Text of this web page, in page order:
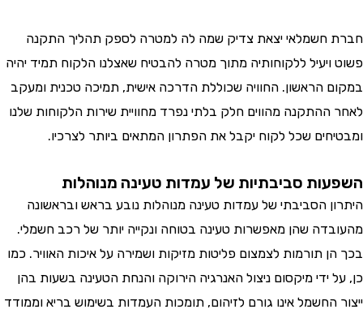
חשמלאי יצאת צדיק שמה לה למטרה לספק תהליך התקנה
ללקוחותיה מתוך מטרה להבטיח שאצלנו הלקוח תמיד יהיה
הראשון. החוויה שכוללת הדרכה אישית, תמיכה טכנית ומעקב
מהווים חלק בלתי נפרד מחוויית שירות הלקוחות שלנו
שכל לקוח יקבל את הפתרון המתאים ביותר לצרכיו.
סביבתיות של עמדות טעינה מנוהלות
הסביבתי של עמדות טעינה מנוהלות נובע בראש ובראשונה
שהן מאפשרות טעינה בטוחה ונקייה יותר של רכב חשמלי.
תורמות לצמצום פליטות מזיקות ושמירה על איכות האוויר. כמו
ידי מיקסום ניצול האנרגיה הירוקה והנחת הטעינה בשעות בהן
החשמל אינו גורם לזיהום, תומכות העמדות בשימוש בריא וממודד